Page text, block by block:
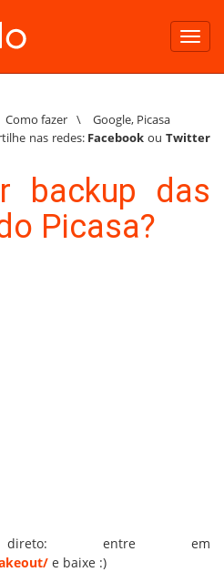
Como fazer \ Google, Picasa
nas redes: Facebook ouTwitter
backup das
Picasa?
entre em
e baixe :)